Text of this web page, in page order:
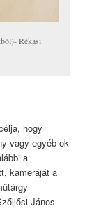
Rékasi
hogy
vagy egyéb ok
a
kameráját a
János